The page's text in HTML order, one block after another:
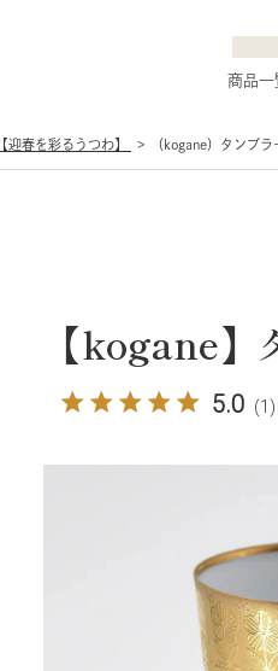
商品一
【迎春を彩るうつわ】 （kogane）タンブ
【kogane】
5.0 (1)